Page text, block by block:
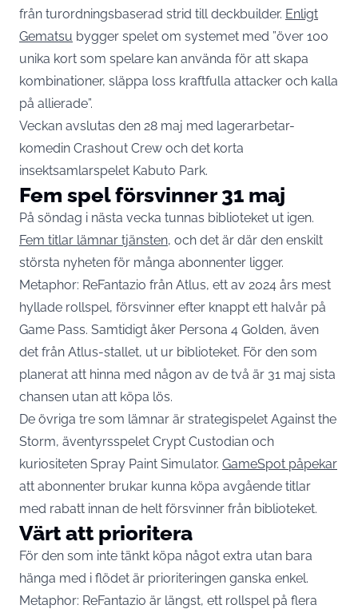
från turordningsbaserad strid till deckbuilder. Enligt
Gematsu bygger spelet om systemet med ”över 100
unika kort som spelare kan använda för att skapa
kombinationer, släppa loss kraftfulla attacker och kalla
på allierade”.
Veckan avslutas den 28 maj med lagerarbetar-
komedin Crashout Crew och det korta
insektsamlarspelet Kabuto Park.
Fem spel försvinner 31 maj
På söndag i nästa vecka tunnas biblioteket ut igen.
Fem titlar lämnar tjänsten, och det är där den enskilt
största nyheten för många abonnenter ligger.
Metaphor: ReFantazio från Atlus, ett av 2024 års mest
hyllade rollspel, försvinner efter knappt ett halvår på
Game Pass. Samtidigt åker Persona 4 Golden, även
det från Atlus-stallet, ut ur biblioteket. För den som
planerat att hinna med någon av de två är 31 maj sista
chansen utan att köpa lös.
De övriga tre som lämnar är strategispelet Against the
Storm, äventyrsspelet Crypt Custodian och
kuriositeten Spray Paint Simulator. GameSpot påpekar
att abonnenter brukar kunna köpa avgående titlar
med rabatt innan de helt försvinner från biblioteket.
Värt att prioritera
För den som inte tänkt köpa något extra utan bara
hänga med i flödet är prioriteringen ganska enkel.
Metaphor: ReFantazio är längst, ett rollspel på flera